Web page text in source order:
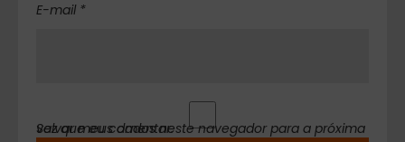
E-mail *
Salvar meus dados neste navegador para a próxima vez que eu comentar.